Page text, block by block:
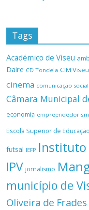
Tags
Académico de Viseu
Daire CD Tondela CIM
cinema comunicação social
Câmara Municipal
economia
Escola Superior de
futsal IEFP Instituto
IPV jornalismo
município de
Oliveira de Frades